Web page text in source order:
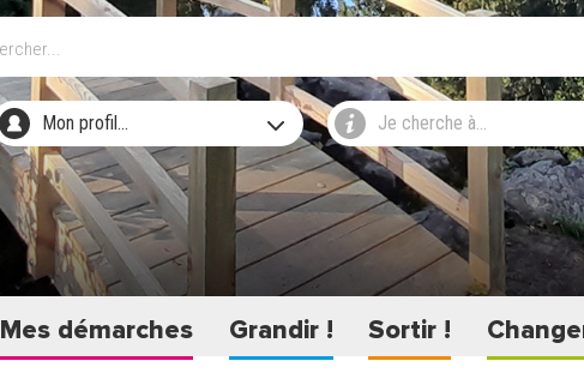
Mon profil... Je cherche à...
Mes démarches Grandir ! Sortir !